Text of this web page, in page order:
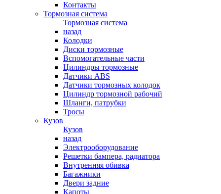
Контакты
Тормозная система
Тормозная система
назад
Колодки
Диски тормозные
Вспомогательные части
Цилиндры тормозные
Датчики ABS
Датчики тормозных колодок
Цилиндр тормозной рабочий
Шланги, патрубки
Тросы
Кузов
Кузов
назад
Электрооборудование
Решетки бампера, радиатора
Внутренняя обивка
Багажники
Двери задние
Капоты